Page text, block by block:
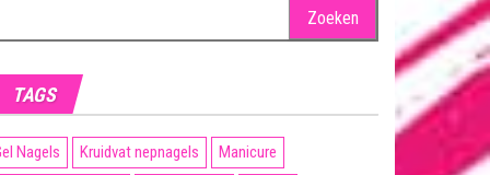
TAGS
Nagels Kruidvat nepnagels
Manicure